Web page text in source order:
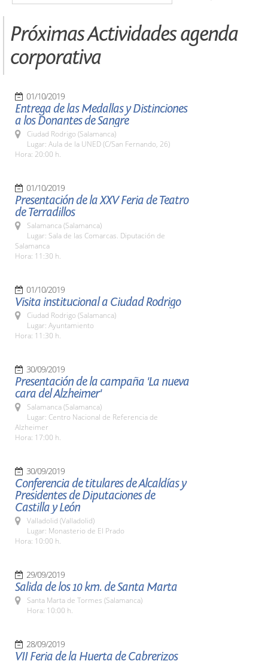
Próximas Actividades agenda
corporativa
01/10/2019
Entrega de las Medallas y Distinciones
a los Donantes de Sangre
Ciudad Rodrigo (Salamanca)
Lugar: Aula de la UNED (C/San Fernando, 26)
Hora: 20:00 h.
01/10/2019
Presentación de la XXV Feria de Teatro
de Terradillos
Salamanca (Salamanca)
Lugar: Sala de las Comarcas. Diputación de
Salamanca
Hora: 11:30 h.
01/10/2019
Visita institucional a Ciudad Rodrigo
Ciudad Rodrigo (Salamanca)
Lugar: Ayuntamiento
Hora: 11:30 h.
30/09/2019
Presentación de la campaña 'La nueva
cara del Alzheimer'
Salamanca (Salamanca)
Lugar: Centro Nacional de Referencia de
Alzheimer
Hora: 17:00 h.
30/09/2019
Conferencia de titulares de Alcaldías y
Presidentes de Diputaciones de
Castilla y León
Valladolid (Valladolid)
Lugar: Monasterio de El Prado
Hora: 10:00 h.
29/09/2019
Salida de los 10 km. de Santa Marta
Santa Marta de Tormes (Salamanca)
Hora: 10:00 h.
28/09/2019
VII Feria de la Huerta de Cabrerizos